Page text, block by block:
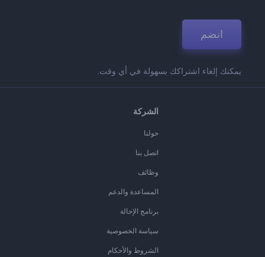
انضم
يمكنك إلغاء اشتراكك بسهولة في أي وقت.
الشركة
حولنا
اتصل بنا
وظائف
المساعدة والدعم
برنامج الإحالة
سياسة الخصوصية
الشروط والأحكام